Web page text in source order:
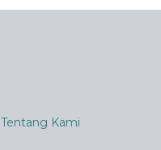
Tentang Kami